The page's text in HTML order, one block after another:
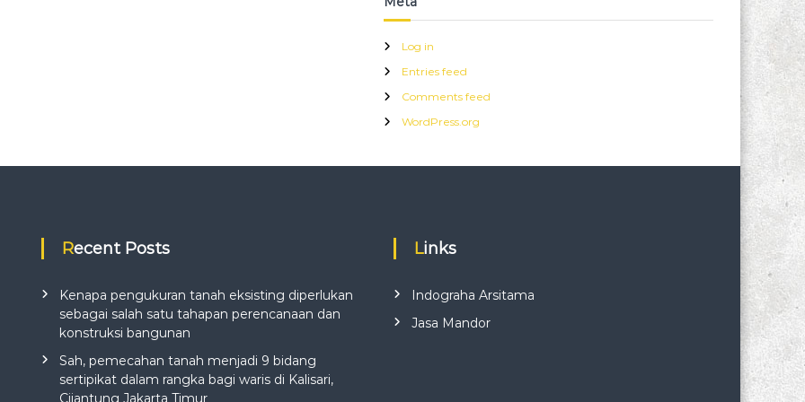
Log in
Entries feed
Comments feed
WordPress.org
Recent Posts
Kenapa pengukuran tanah eksisting diperlukan
sebagai salah satu tahapan perencanaan dan
konstruksi bangunan
Sah, pemecahan tanah menjadi 9 bidang
sertipikat dalam rangka bagi waris di Kalisari,
Cijantung Jakarta Timur
Links
Indograha Arsitama
Jasa Mandor